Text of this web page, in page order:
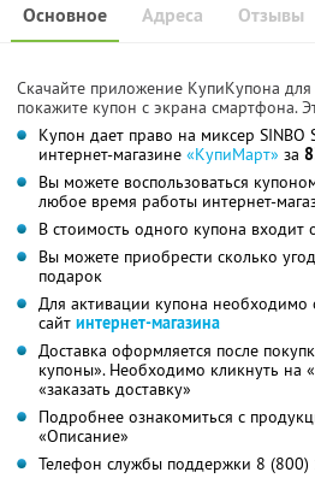
Основное Отзывы
Адреса
Скачайте приложение КупиКупона для
покажите купон с экрана смартфона.
Купон дает право на миксер
интернет-магазине «КупиМарт» за
Вы можете воспользоваться
любое время работы интернет-
В стоимость одного купона входит
Вы можете приобрести сколько
подарок
Для активации купона необходимо
сайт интернет-магазина
Доставка оформляется после
купоны». Необходимо кликнуть на
«заказать доставку»
Подробнее ознакомиться с
«Описание»
Телефон службы поддержки 8